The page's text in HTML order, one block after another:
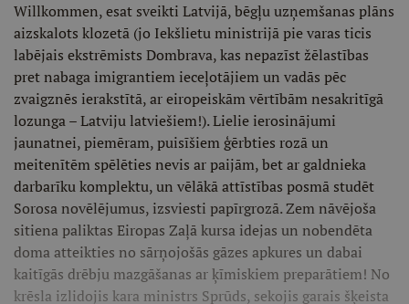
Willkommen, esat sveikti Latvijā, bēgļu uzņemšanas plāns
aizskalots klozetā (jo Iekšlietu ministrijā pie varas ticis
labējais ekstrēmists Dombrava, kas nepazīst žēlastības
pret nabaga imigrantiem ieceļotājiem un vadās pēc
zvaigznēs ierakstītā, ar eiropeiskām vērtībām nesakritīgā
lozunga – Latviju latviešiem!). Lielie ierosinājumi
jaunatnei, piemēram, puisīšiem ģērbties rozā un
meitenītēm spēlēties nevis ar paijām, bet ar galdnieka
darbarīku komplektu, un vēlākā attīstības posmā studēt
Sorosa novēlējumus, izsviesti papīrgrozā. Zem nāvējoša
sitiena paliktas Eiropas Zaļā kursa idejas un nobendēta
doma atteikties no sārņojošās gāzes apkures un dabai
kaitīgās drēbju mazgāšanas ar ķīmiskiem preparātiem! No
krēsla izlidojis kara ministrs Sprūds, sekojis garais šķeista